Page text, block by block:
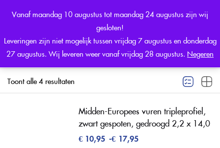
Vanaf maandag 10 augustus tot maandag 24 augustus zijn wij
gesloten!
Leveringen zijn niet mogelijk tussen vrijdag 7 augustus en donderdag
27 augustus. Wij leveren weer vanaf vrijdag 28 augustus. Negeren
Toont alle 4 resultaten
Filter Standaard sortering
Midden-Europees vuren tripleprofiel,
zwart gespoten, gedroogd 2,2 x 14,0
€10,95 -€ 17,95
Sign in
Remember me Lost password?
LOG IN